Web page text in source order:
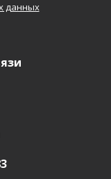
данных